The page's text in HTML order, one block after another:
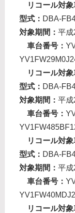
リコール対象
型式： DBA-
対象期間： 平成
車台番号：
リコール対象
型式： DBA-
対象期間： 平成
車台番号：
リコール対象
型式： DBA-
対象期間： 平成
車台番号：
リコール対象